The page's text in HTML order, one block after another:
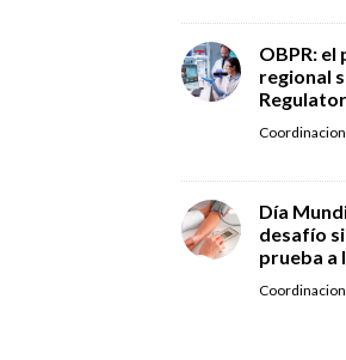
OBPR:
regional
Día
desafío
prueba a